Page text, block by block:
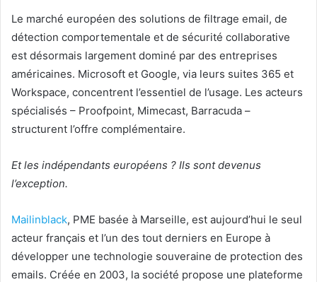
Le marché européen des solutions de filtrage email, de
détection comportementale et de sécurité collaborative
est désormais largement dominé par des entreprises
américaines. Microsoft et Google, via leurs suites 365 et
Workspace, concentrent l’essentiel de l’usage. Les acteurs
spécialisés – Proofpoint, Mimecast, Barracuda –
structurent l’offre complémentaire.
Et les indépendants européens ? Ils sont devenus
l’exception.
Mailinblack, PME basée à Marseille, est aujourd’hui le seul
acteur français et l’un des tout derniers en Europe à
développer une technologie souveraine de protection des
emails. Créée en 2003, la société propose une plateforme